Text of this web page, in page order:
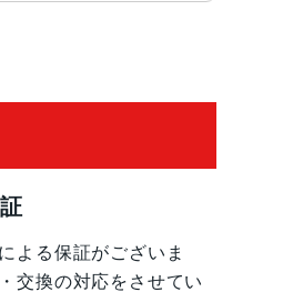
よる保証がございま
交換の対応をさせてい